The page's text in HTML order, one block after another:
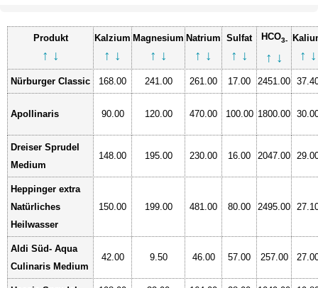
Produkt
↑ ↓
Kalzium
↑ ↓
Magnesium
↑ ↓
Natrium
↑ ↓
Sulfat
↑ ↓
HCO3-
↑ ↓ ↑ ↓
Nürburger Classic 168.00 241.00 261.00 17.00 2451.00
Apollinaris 90.00 120.00 470.00 100.00 1800.00
Dreiser Sprudel
Medium
148.00 195.00 230.00 16.00 2047.00
Heppinger extra
Natürliches
Heilwasser
150.00 199.00 481.00 80.00 2495.00
Aldi Süd- Aqua
Culinaris Medium
42.00 9.50 46.00 57.00 257.00